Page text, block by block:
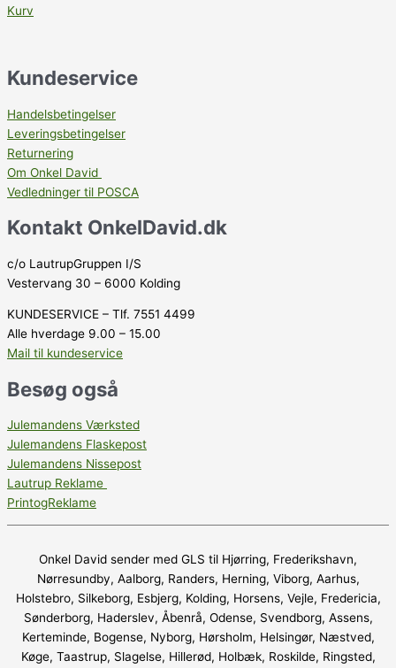
Kurv
Kundeservice
Handelsbetingelser
Leveringsbetingelser
Returnering
Om Onkel David
Vedledninger til POSCA
Kontakt OnkelDavid.dk
c/o LautrupGruppen I/S
Vestervang 30 – 6000 Kolding
KUNDESERVICE – Tlf. 7551 4499
Alle hverdage 9.00 – 15.00
Mail til kundeservice
Besøg også
Julemandens Værksted
Julemandens Flaskepost
Julemandens Nissepost
Lautrup Reklame
PrintogReklame
Onkel David sender med GLS til Hjørring, Frederikshavn,
Nørresundby, Aalborg, Randers, Herning, Viborg, Aarhus,
Holstebro, Silkeborg, Esbjerg, Kolding, Horsens, Vejle, Fredericia,
Sønderborg, Haderslev, Åbenrå, Odense, Svendborg, Assens,
Kerteminde, Bogense, Nyborg, Hørsholm, Helsingør, Næstved,
Køge, Taastrup, Slagelse, Hillerød, Holbæk, Roskilde, Ringsted,